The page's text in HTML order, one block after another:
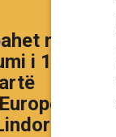
në
i 10-